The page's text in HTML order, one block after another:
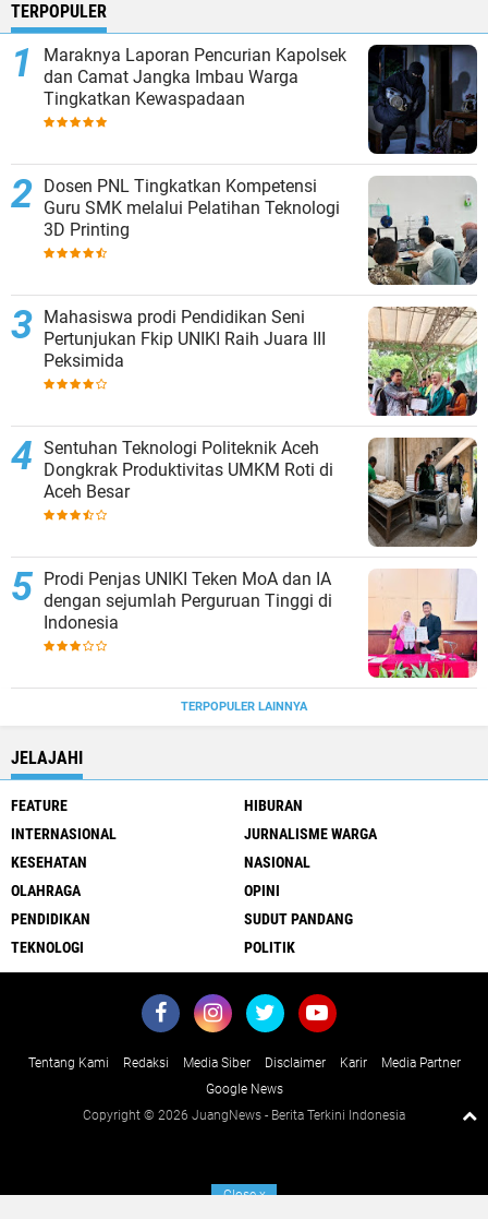
TERPOPULER
Maraknya Laporan Pencurian Kapolsek
dan Camat Jangka Imbau Warga
Tingkatkan Kewaspadaan
Dosen PNL Tingkatkan Kompetensi
Guru SMK melalui Pelatihan Teknologi
3D Printing
Mahasiswa prodi Pendidikan Seni
Pertunjukan Fkip UNIKI Raih Juara III
Peksimida
Sentuhan Teknologi Politeknik Aceh
Dongkrak Produktivitas UMKM Roti di
Aceh Besar
Prodi Penjas UNIKI Teken MoA dan IA
dengan sejumlah Perguruan Tinggi di
Indonesia
TERPOPULER LAINNYA
JELAJAHI
FEATURE
HIBURAN
INTERNASIONAL
JURNALISME WARGA
KESEHATAN
NASIONAL
OLAHRAGA
OPINI
PENDIDIKAN
SUDUT PANDANG
TEKNOLOGI
POLITIK
Tentang Kami Redaksi Media Siber Disclaimer Karir
Media Partner
Google News
Copyright © 2026 JuangNews - Berita Terkini Indonesia
Closex